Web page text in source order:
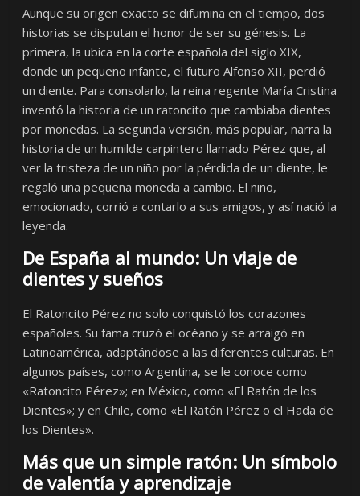
Aunque su origen exacto se difumina en el tiempo, dos
historias se disputan el honor de ser su génesis. La
primera, la ubica en la corte española del siglo XIX,
donde un pequeño infante, el futuro Alfonso XII, perdió
un diente. Para consolarlo, la reina regente María Cristina
inventó la historia de un ratoncito que cambiaba dientes
por monedas. La segunda versión, más popular, narra la
historia de un humilde carpintero llamado Pérez que, al
ver la tristeza de un niño por la pérdida de un diente, le
regaló una pequeña moneda a cambio. El niño,
emocionado, corrió a contarlo a sus amigos, y así nació la
leyenda.
De España al mundo: Un viaje de
dientes y sueños
El Ratoncito Pérez no solo conquistó los corazones
españoles. Su fama cruzó el océano y se arraigó en
Latinoamérica, adaptándose a las diferentes culturas. En
algunos países, como Argentina, se le conoce como
«Ratoncito Pérez»; en México, como «El Ratón de los
Dientes»; y en Chile, como «El Ratón Pérez o el Hada de
los Dientes».
Más que un simple ratón: Un símbolo
de valentía y aprendizaje